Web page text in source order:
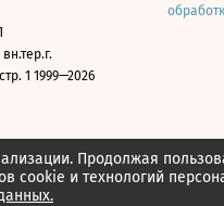
Продолжая
cookie и технологий
вн.тер.г.
1 1999—2026